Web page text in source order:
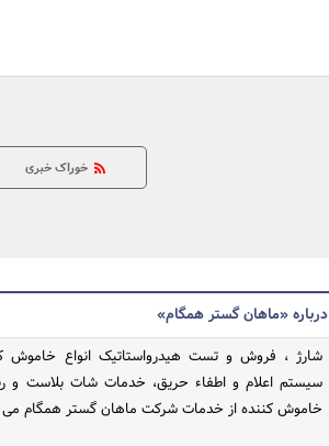
خوراک خبری
درباره «ماهان گستر همگام»
شارژ ، فروش و تست هیدرواستاتیک انواع خاموش
سیستم اعلام و اطفاء حریق، خدمات شات بلاست و
خاموش کننده از خدمات شرکت ماهان گستر همگام می